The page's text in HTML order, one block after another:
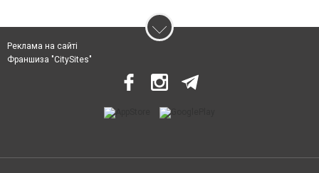
Реклама на сайті
Франшиза "CitySites"